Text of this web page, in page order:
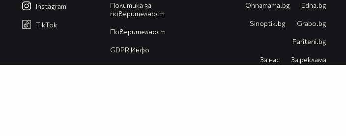
Политика за
поверителност
Поверителност
GDPR Инфо
Известия
Instagram
TikTok
Оhnamama.bg Edna.bg
Sinoptik.bg Grabo.bg
Pariteni.bg
За нас За реклама